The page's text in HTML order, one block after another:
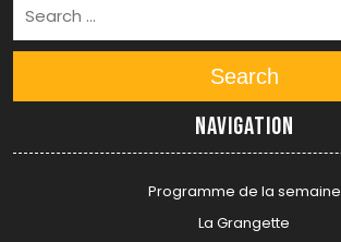
Search
Navigation
Programme de la semaine
La Grangette